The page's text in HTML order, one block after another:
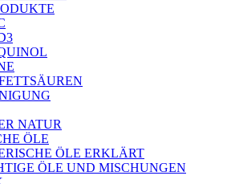
NATUR
ÖLE
ÖLE ERKLÄRT
ÖLE UND MISCHUNGEN